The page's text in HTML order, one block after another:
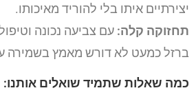
יצירתיים איתו בלי להוריד מאיכותו.
תחזוקה קלה: עם צביעה נכונה
ברזל כמעט לא דורש מאמץ בשמירה
כמה שאלות שתמיד שואלים אותנו: